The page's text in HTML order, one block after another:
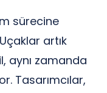
sürecine
artık
aynı zamanda
Tasarımcılar,